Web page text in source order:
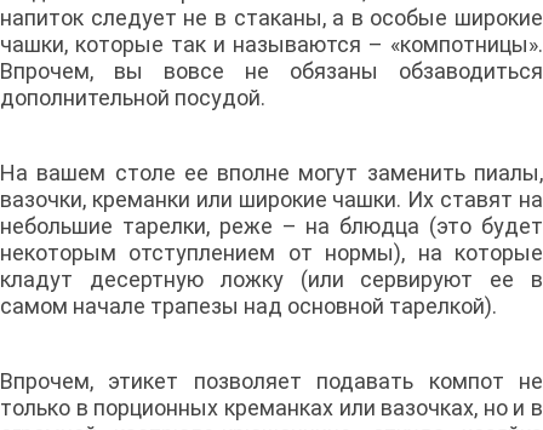
напиток следует не в стаканы, а в особые широкие
чашки, которые так и называются – «компотницы».
Впрочем, вы вовсе не обязаны обзаводиться
дополнительной посудой.
На вашем столе ее вполне могут заменить пиалы,
вазочки, креманки или широкие чашки. Их ставят на
небольшие тарелки, реже – на блюдца (это будет
некоторым отступлением от нормы), на которые
кладут десертную ложку (или сервируют ее в
самом начале трапезы над основной тарелкой).
Впрочем, этикет позволяет подавать компот не
только в порционных креманках или вазочках, но и в